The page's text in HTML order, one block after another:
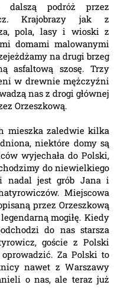
dalszą podróż przez
Krajobrazy jak z
pola, lasy i wioski z
domami malowanymi
na drugi brzeg
asfaltową szosę. Trzy
w drewnie mężczyźni
nas z drogi głównej
Orzeszkową.
mieszka zaledwie kilka
niektóre domy są
wyjechała do Polski,
do niewielkiego
nadal jest grób Jana i
Miejscowa
przez Orzeszkową
mogiłę. Kiedy
do nas starsza
goście z Polski
Za Polski to
nawet z Warszawy
o nas, ale teraz już